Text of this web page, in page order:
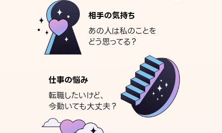
相手の気持ち
あの人は私のことを
どう思ってる？
仕事の悩み
転職したいけど、
今動いても大丈夫？